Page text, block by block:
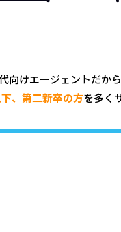
向けエージェントだか
、第二新卒の方を多く